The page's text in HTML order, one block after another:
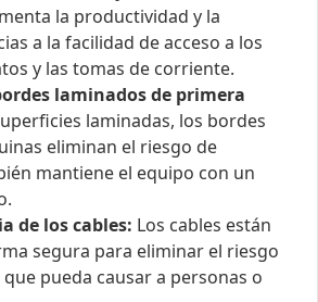
la productividad y la
a la facilidad de acceso a los
y las tomas de corriente.
laminados de primera
laminadas, los bordes
eliminan el riesgo de
mantiene el equipo con un
de los cables: Los cables están
segura para eliminar el riesgo
pueda causar a personas o